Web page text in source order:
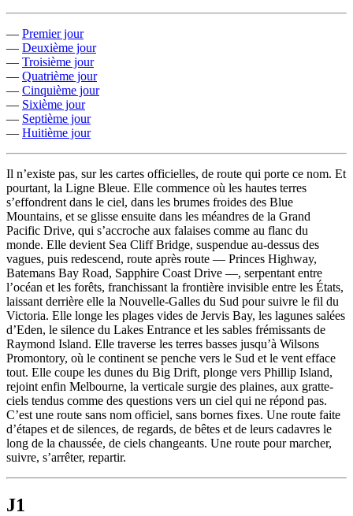
— Premier jour
— Deuxième jour
— Troisième jour
— Quatrième jour
— Cinquième jour
— Sixième jour
— Septième jour
— Huitième jour
Il n’existe pas, sur les cartes officielles, de route qui porte ce nom. Et
pourtant, la Ligne Bleue. Elle commence où les hautes terres
s’effondrent dans le ciel, dans les brumes froides des Blue
Mountains, et se glisse ensuite dans les méandres de la Grand
Pacific Drive, qui s’accroche aux falaises comme au flanc du
monde. Elle devient Sea Cliff Bridge, suspendue au-dessus des
vagues, puis redescend, route après route — Princes Highway,
Batemans Bay Road, Sapphire Coast Drive —, serpentant entre
l’océan et les forêts, franchissant la frontière invisible entre les États,
laissant derrière elle la Nouvelle-Galles du Sud pour suivre le fil du
Victoria. Elle longe les plages vides de Jervis Bay, les lagunes salées
d’Eden, le silence du Lakes Entrance et les sables frémissants de
Raymond Island. Elle traverse les terres basses jusqu’à Wilsons
Promontory, où le continent se penche vers le Sud et le vent efface
tout. Elle coupe les dunes du Big Drift, plonge vers Phillip Island,
rejoint enfin Melbourne, la verticale surgie des plaines, aux gratte-
ciels tendus comme des questions vers un ciel qui ne répond pas.
C’est une route sans nom officiel, sans bornes fixes. Une route faite
d’étapes et de silences, de regards, de bêtes et de leurs cadavres le
long de la chaussée, de ciels changeants. Une route pour marcher,
suivre, s’arrêter, repartir.
J1